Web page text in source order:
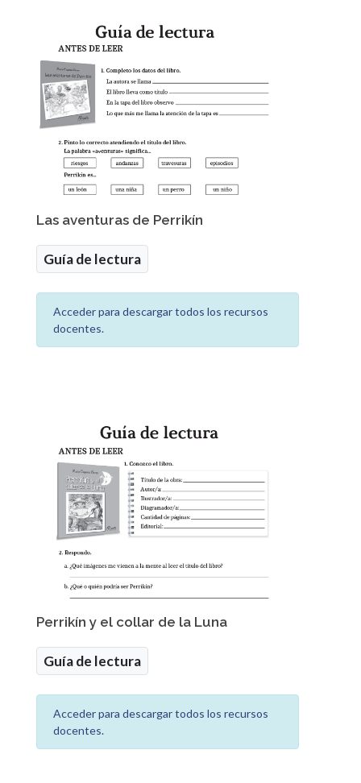
Las aventuras de Perrikín
Guía de lectura
Acceder para descargar todos los recursos
docentes.
Perrikín y el collar de la Luna
Guía de lectura
Acceder para descargar todos los recursos
docentes.